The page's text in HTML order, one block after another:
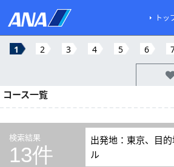
トッ
1 2 3 4 5 6
コース一覧
検索結果
13件
出発地：東京、目
ル